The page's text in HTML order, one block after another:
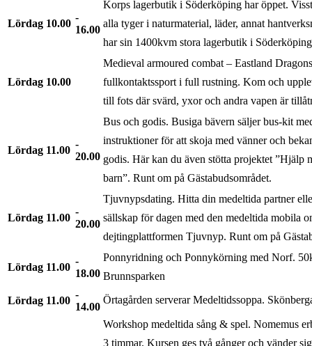
Lördag 10.00
16.00
Korps lagerbutik i Söderköping har öppet.
alla tyger i naturmaterial, läder, annat
har sin 1400kvm stora lagerbutik i
Lördag 10.00
Medieval armoured combat – Eastland
fullkontaktssport i full rustning. Kom och
till fots där svärd, yxor och andra vapen är
Lördag 11.00
20.00
Bus och godis. Busiga bävern säljer bus-kit
instruktioner för att skoja med vänner och
godis. Här kan du även stötta projektet ”Hjälp
barn”. Runt om på Gästabudsområdet.
Lördag 11.00
20.00
Tjuvnypsdating. Hitta din medeltida partner
sällskap för dagen med den medeltida mobila
dejtingplattformen Tjuvnyp. Runt om på
Lördag 11.00
18.00
Ponnyridning och Ponnykörning med Norf.
Brunnsparken
Lördag 11.00
14.00
Örtagården serverar Medeltidssoppa.
Workshop medeltida sång & spel. Nomemus
3 timmar. Kursen ges två gånger och vänder